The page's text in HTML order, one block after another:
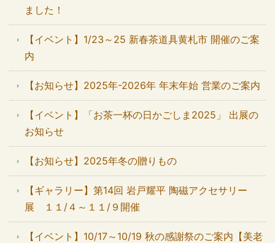
ました！
【イベント】1/23～25 新春茶道具黄札市 開催のご案
内
【お知らせ】2025年-2026年 年末年始 営業のご案内
【イベント】「お茶一杯の日かごしま2025」 出展の
お知らせ
【お知らせ】2025年冬の贈りもの
【ギャラリー】第14回 岩戸耀平 陶磁アクセサリー
展 １１/４～１１/９開催
【イベント】10/17～10/19 秋の感謝祭のご案内【美老